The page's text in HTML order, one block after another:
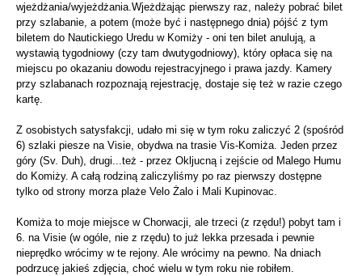
wjeżdżania/wyjeżdżania.Wjeżdżając pierwszy raz, należy pobrać bilet
przy szlabanie, a potem (może być i następnego dnia) pójść z tym
biletem do Nautickiego Uredu w Komiży - oni ten bilet anulują, a
wystawią tygodniowy (czy tam dwutygodniowy), który opłaca się na
miejscu po okazaniu dowodu rejestracyjnego i prawa jazdy. Kamery
przy szlabanach rozpoznają rejestrację, dostaje się też w razie czego
kartę.
Z osobistych satysfakcji, udało mi się w tym roku zaliczyć 2 (spośród
6) szlaki piesze na Visie, obydwa na trasie Vis-Komiża. Jeden przez
góry (Sv. Duh), drugi...też - przez Okljucną i zejście od Malego Humu
do Komiży. A całą rodziną zaliczyliśmy po raz pierwszy dostępne
tylko od strony morza plaże Velo Żalo i Mali Kupinovac.
Komiża to moje miejsce w Chorwacji, ale trzeci (z rzędu!) pobyt tam i
6. na Visie (w ogóle, nie z rzędu) to już lekka przesada i pewnie
nieprędko wrócimy w te rejony. Ale wrócimy na pewno. Na dniach
podrzucę jakieś zdjęcia, choć wielu w tym roku nie robiłem.